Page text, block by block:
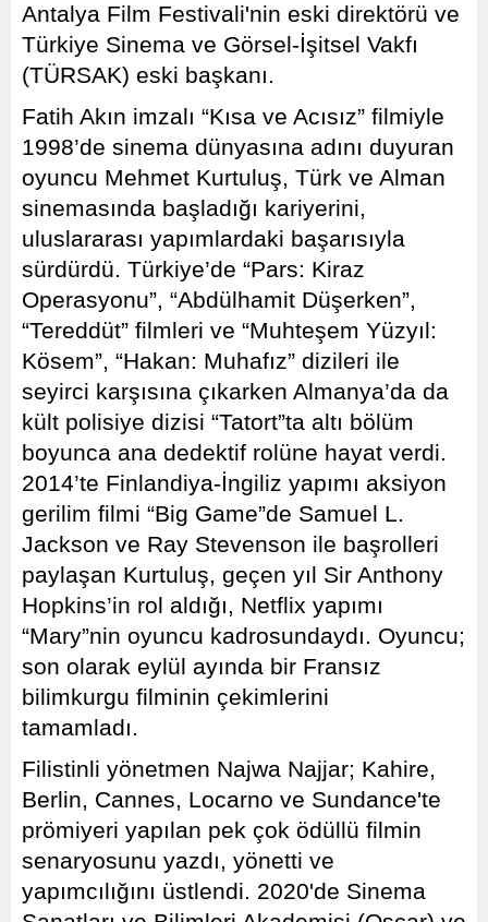
Antalya Film Festivali'nin eski direktörü ve
Türkiye Sinema ve Görsel-İşitsel Vakfı
(TÜRSAK) eski başkanı.
Fatih Akın imzalı “Kısa ve Acısız” filmiyle
1998’de sinema dünyasına adını duyuran
oyuncu Mehmet Kurtuluş, Türk ve Alman
sinemasında başladığı kariyerini,
uluslararası yapımlardaki başarısıyla
sürdürdü. Türkiye’de “Pars: Kiraz
Operasyonu”, “Abdülhamit Düşerken”,
“Tereddüt” filmleri ve “Muhteşem Yüzyıl:
Kösem”, “Hakan: Muhafız” dizileri ile
seyirci karşısına çıkarken Almanya’da da
kült polisiye dizisi “Tatort”ta altı bölüm
boyunca ana dedektif rolüne hayat verdi.
2014’te Finlandiya-İngiliz yapımı aksiyon
gerilim filmi “Big Game”de Samuel L.
Jackson ve Ray Stevenson ile başrolleri
paylaşan Kurtuluş, geçen yıl Sir Anthony
Hopkins’in rol aldığı, Netflix yapımı
“Mary”nin oyuncu kadrosundaydı. Oyuncu;
son olarak eylül ayında bir Fransız
bilimkurgu filminin çekimlerini
tamamladı.
Filistinli yönetmen Najwa Najjar; Kahire,
Berlin, Cannes, Locarno ve Sundance'te
prömiyeri yapılan pek çok ödüllü filmin
senaryosunu yazdı, yönetti ve
yapımcılığını üstlendi. 2020'de Sinema